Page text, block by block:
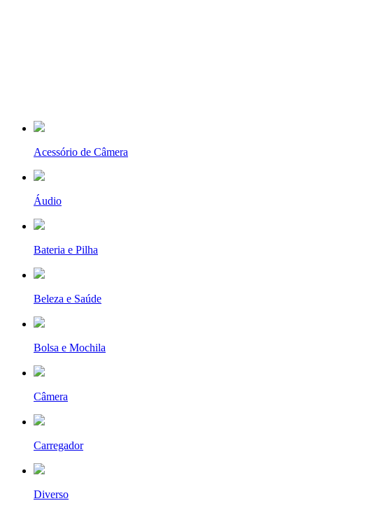
Acessório de Câmera
Áudio
Bateria e Pilha
Beleza e Saúde
Bolsa e Mochila
Câmera
Carregador
Diverso